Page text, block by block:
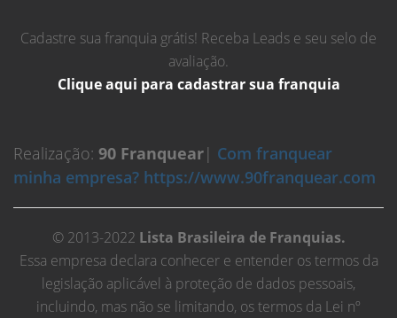
Cadastre sua franquia grátis! Receba Leads e seu selo de
avaliação.
Clique aqui para cadastrar sua franquia
Realização: 90 Franquear| Com franquear
minha empresa? https://www.90franquear.com
© 2013-2022 Lista Brasileira de Franquias.
Essa empresa declara conhecer e entender os termos da
legislação aplicável à proteção de dados pessoais,
incluindo, mas não se limitando, os termos da Lei nº